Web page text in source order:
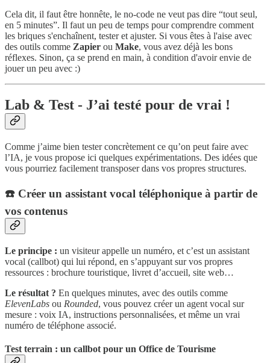
Cela dit, il faut être honnête, le no-code ne veut pas dire “tout seul,
en 5 minutes”. Il faut un peu de temps pour comprendre comment
les briques s'enchaînent, tester et ajuster. Si vous êtes à l'aise avec
des outils comme Zapier ou Make, vous avez déjà les bons
réflexes. Sinon, ça se prend en main, à condition d'avoir envie de
jouer un peu avec :)
Lab & Test - J’ai testé pour de vrai !
Comme j’aime bien tester concrètement ce qu’on peut faire avec
l’IA, je vous propose ici quelques expérimentations. Des idées que
vous pourriez facilement transposer dans vos propres structures.
☎️ Créer un assistant vocal téléphonique à partir de
vos contenus
Le principe : un visiteur appelle un numéro, et c’est un assistant
vocal (callbot) qui lui répond, en s’appuyant sur vos propres
ressources : brochure touristique, livret d’accueil, site web…
Le résultat ? En quelques minutes, avec des outils comme
ElevenLabs ou Rounded, vous pouvez créer un agent vocal sur
mesure : voix IA, instructions personnalisées, et même un vrai
numéro de téléphone associé.
Test terrain : un callbot pour un Office de Tourisme